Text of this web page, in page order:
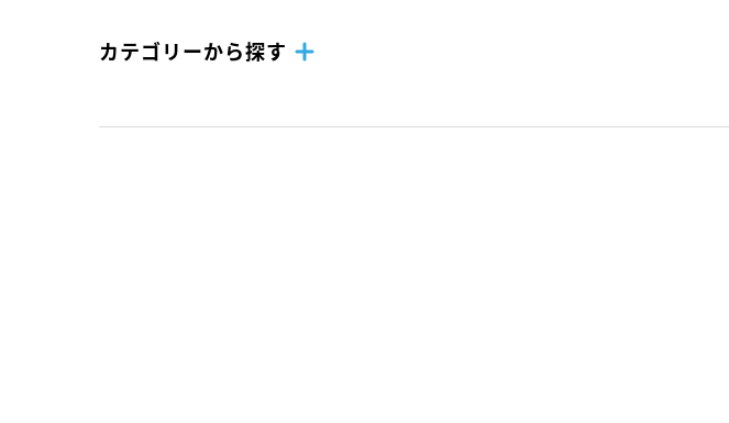
カテゴリーから探す